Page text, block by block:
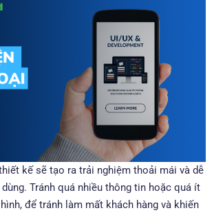
kế sẽ tạo ra trải nghiệm thoải mái và dễ
Tránh quá nhiều thông tin hoặc quá ít
để tránh làm mất khách hàng và khiến